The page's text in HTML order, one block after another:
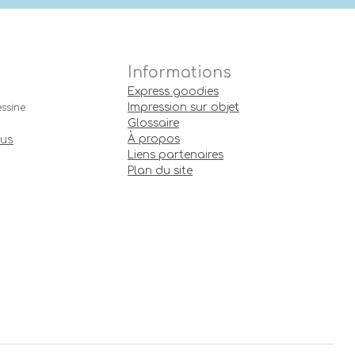
Informations
Express goodies
Impression sur objet
Glossaire
À propos
Liens partenaires
Plan du site